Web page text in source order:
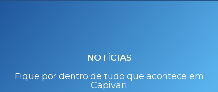
NOTÍCIAS
Fique por dentro de tudo que acontece em
Capivari